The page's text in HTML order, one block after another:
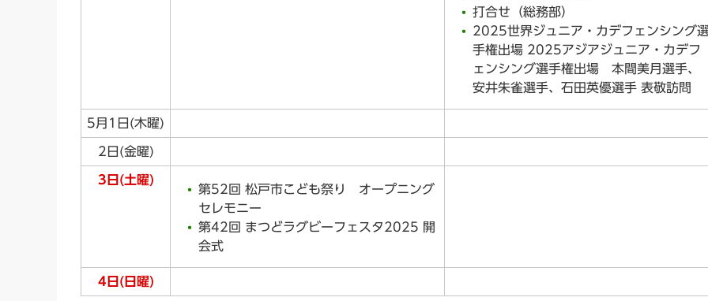
打合せ（総務部）
2025世界ジュニア・カデフェンシング
手権出場 2025アジアジュニア・カデフ
ェンシング選手権出場 本間美月選手、
安井朱雀選手、石田英優選手 表敬訪問
5月1日(木曜)
2日(金曜)
3日(土曜)
第52回 松戸市こども祭り オープニング
セレモニー
第42回 まつどラグビーフェスタ2025 開
会式
4日(日曜)